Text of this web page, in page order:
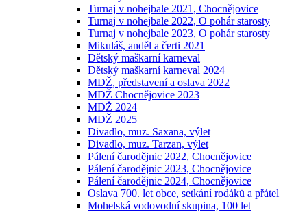
Turnaj v nohejbale 2021, Chocnějovice
Turnaj v nohejbale 2022, O pohár starosty
Turnaj v nohejbale 2023, O pohár starosty
Mikuláš, anděl a čerti 2021
Dětský maškarní karneval
Dětský maškarní karneval 2024
MDŽ, představení a oslava 2022
MDŽ Chocnějovice 2023
MDŽ 2024
MDŽ 2025
Divadlo, muz. Saxana, výlet
Divadlo, muz. Tarzan, výlet
Pálení čarodějnic 2022, Chocnějovice
Pálení čarodějnic 2023, Chocnějovice
Pálení čarodějnic 2024, Chocnějovice
Oslava 700. let obce, setkání rodáků a přátel
Mohelská vodovodní skupina, 100 let